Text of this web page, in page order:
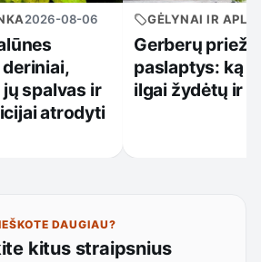
2026-08-06
spalvas ir
atrodyti
GĖLYNAI IR
Gerberų
paslaptys: ką
ilgai žydėtų ir
DAUGIAU?
kitus straipsnius